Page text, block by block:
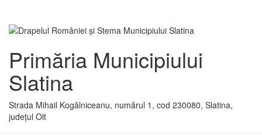
Primăria Municipiului
Slatina
Strada Mihail Kogălniceanu, numărul 1, cod 230080, Slatina,
județul Olt